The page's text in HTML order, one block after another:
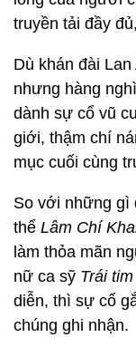
truyền tải đầy
Dù khán đài
nhưng hàng
dành sự cổ vũ
giới, thậm chí
mục cuối cùng
So với những gì
thể Lâm Chí
làm thỏa mãn
nữ ca sỹ Trái
diễn, thì sự cố
chúng ghi nhận.